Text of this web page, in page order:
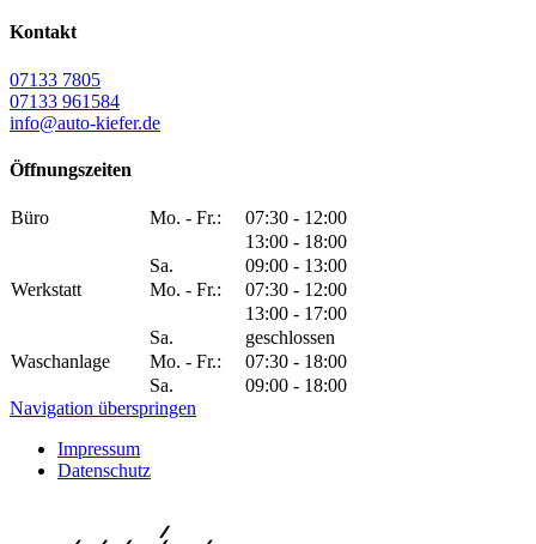
Kontakt
07133 7805
07133 961584
info@auto-kiefer.de
Öffnungszeiten
Büro Mo. - Fr.:
07:30 - 12:00
13:00 - 18:00
Sa.
09:00 - 13:00
Werkstatt
Mo. - Fr.:
07:30 - 12:00
13:00 - 17:00
Sa.
geschlossen
Waschanlage
Mo. - Fr.:
07:30 - 18:00
Sa.
09:00 - 18:00
Navigation überspringen
Impressum
Datenschutz